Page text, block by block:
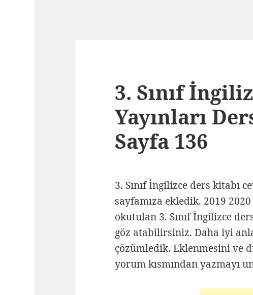
3. Sınıf
Yayınları
Sayfa 136
3. Sınıf İngilizce ders kitabı
sayfamıza ekledik. 2019
okutulan 3. Sınıf İngilizce
göz atabilirsiniz. Daha iyi
çözümledik. Eklenmesini ve
yorum kısmından yazmayı